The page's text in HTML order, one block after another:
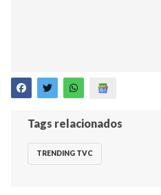
Tags relacionados
TRENDING TVC